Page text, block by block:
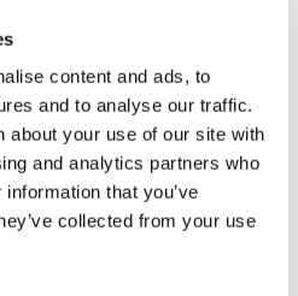
content and ads, to
and to analyse our traffic.
about your use of our site with
and analytics partners who
that you’ve
collected from your use
Hij woont nu in de Jordaan
stad: “Het geeft elke dag
het verkeer in het begin
op 7 minuten
fietsen naar de campus is